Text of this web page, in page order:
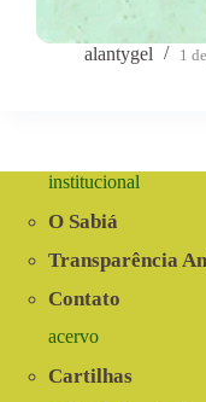
alantygel 1
institucional
O Sabiá
Transparência
Contato
acervo
Cartilhas